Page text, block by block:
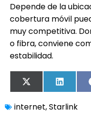
Depende de la
cobertura móvil
muy competitiva.
o fibra, conviene
estabilidad.
X
(Twitter)
internet,Starlink